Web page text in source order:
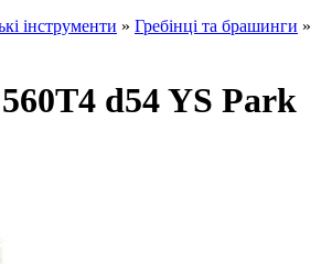
інструменти » Гребінці та брашинги »
d54 YS Park